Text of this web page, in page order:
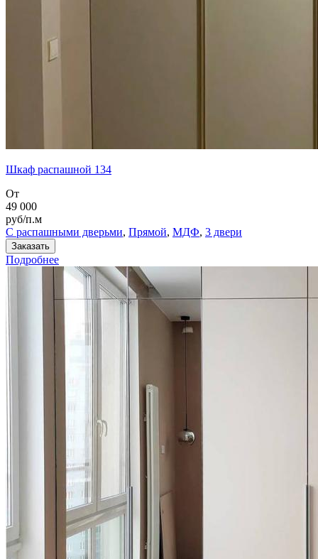
Шкаф распашной 134
От
49 000
руб/п.м
С распашными дверьми, Прямой, МДФ, 3 двери
Заказать
Подробнее